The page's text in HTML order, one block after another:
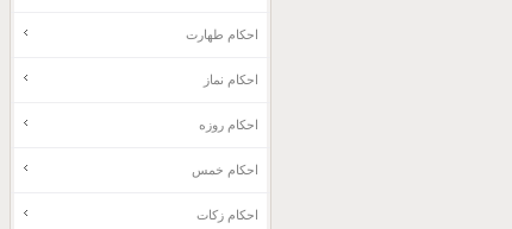
احکام طهارت
احکام نماز
احکام روزه
احکام خمس
احکام زکات